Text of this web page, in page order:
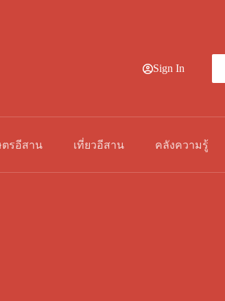
Sign In
ตรอีสาน เที่ยวอีสาน คลังความรู้